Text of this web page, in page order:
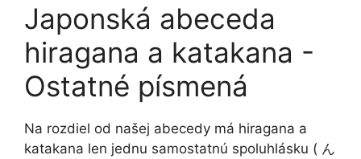
Japonská abeceda
hiragana a katakana -
Ostatné písmená
Na rozdiel od našej abecedy má hiragana a
katakana len jednu samostatnú spoluhlásku ( ん